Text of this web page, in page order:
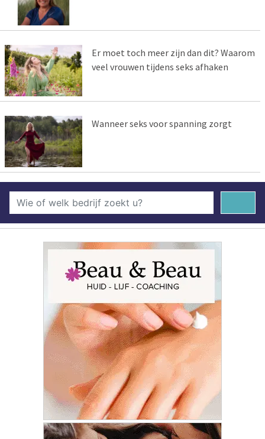
Er moet toch meer zijn dan dit? Waarom
veel vrouwen tijdens seks afhaken
Wanneer seks voor spanning zorgt